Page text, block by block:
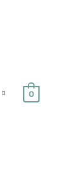
0